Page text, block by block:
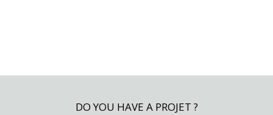
DO YOU HAVE A PROJET ?